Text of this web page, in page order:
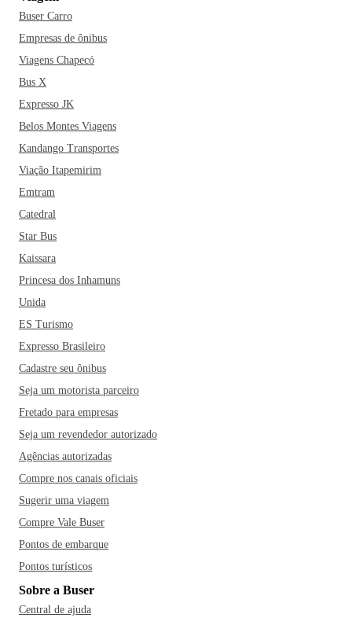
Buser Carro
Empresas de ônibus
Viagens Chapecó
Bus X
Expresso JK
Belos Montes Viagens
Kandango Transportes
Viação Itapemirim
Emtram
Catedral
Star Bus
Kaissara
Princesa dos Inhamuns
Unida
ES Turismo
Expresso Brasileiro
Cadastre seu ônibus
Seja um motorista parceiro
Fretado para empresas
Seja um revendedor autorizado
Agências autorizadas
Compre nos canais oficiais
Sugerir uma viagem
Compre Vale Buser
Pontos de embarque
Pontos turísticos
Sobre a Buser
Central de ajuda